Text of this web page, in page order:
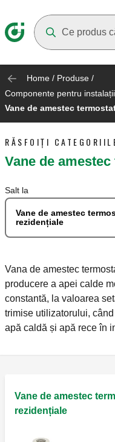
Home / Produse /
Componente pentru
Vane de amestec
RĂSFOIȚI
Vane de
Salt la
Vane de amestec
rezidențiale
Vana de amestec
producere a apei calde
constantă, la valoarea
trimise utilizatorului,
apă caldă și apă rece în
Vane de amestec
rezidențiale